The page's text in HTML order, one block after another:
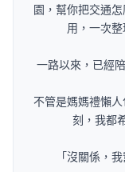
園，幫你把交通
用，一次
一路以來，已經
不管是媽媽禮懶
刻，我都
「沒關係，